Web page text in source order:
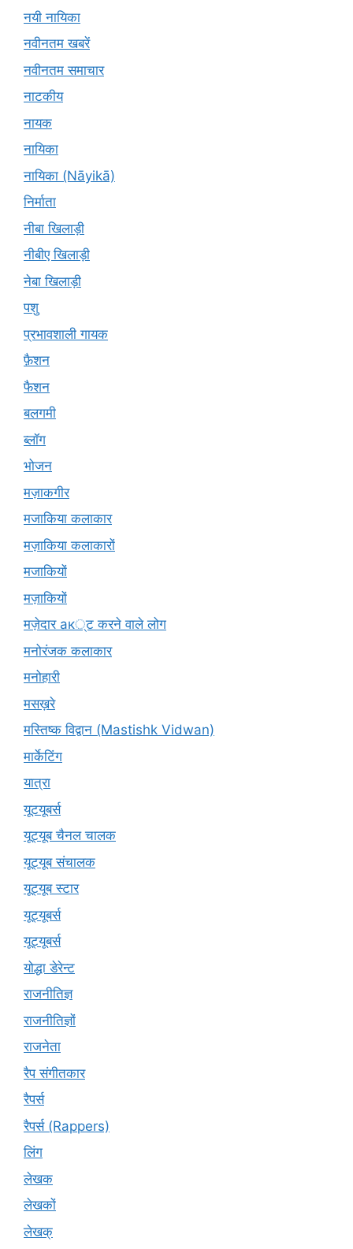
नयी नायिका
नवीनतम खबरें
नवीनतम समाचार
नाटकीय
नायक
नायिका
नायिका (Nāyikā)
निर्माता
नीबा खिलाड़ी
नीबीए खिलाड़ी
नेबा खिलाड़ी
पशु
प्रभावशाली गायक
फ़ैशन
फैशन
बलगमी
ब्लॉग
भोजन
मज़ाकगीर
मजाकिया कलाकार
मज़ाकिया कलाकारों
मजाकियों
मज़ाकियों
मज़ेदार ак्ट करने वाले लोग
मनोरंजक कलाकार
मनोहारी
मसख़रे
मस्तिष्क विद्वान (Mastishk Vidwan)
मार्केटिंग
यात्रा
यूटयूबर्स
यूट्यूब चैनल चालक
यूट्यूब संचालक
यूट्यूब स्टार
यूट्यूबर्स
यूट्‍यूबर्स
योद्धा डेरेन्ट
राजनीतिज्ञ
राजनीतिज्ञों
राजनेता
रैप संगीतकार
रैपर्स
रैपर्स (Rappers)
लिंग
लेखक
लेखकों
लेखक्